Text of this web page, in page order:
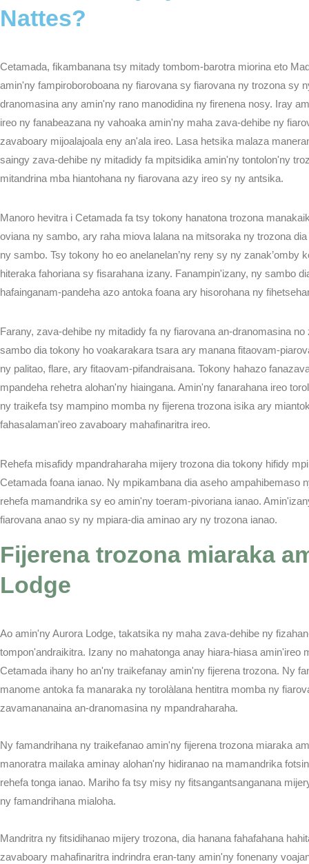
TEAM
Nattes?
Cetamada, fikambanana tsy mitady tombom-barotra miorina eto
amin'ny fampiroboroboana ny fiarovana sy fiarovana ny trozona sy
dranomasina any amin'ny rano manodidina ny firenena nosy. Iray
ireo ny fanabeazana ny vahoaka amin'ny maha zava-dehibe ny
zavaboary mijoalajoala eny an'ala ireo. Lasa hetsika malaza
saingy zava-dehibe ny mitadidy fa mpitsidika amin'ny tontolon'ny
mitandrina mba hiantohana ny fiarovana azy ireo sy ny antsika.
Manoro hevitra i Cetamada fa tsy tokony hanatona trozona
oviana ny sambo, ary raha miova lalana na mitsoraka ny trozona
ny sambo. Tsy tokony ho eo anelanelan’ny reny sy ny zanak’omby
hiteraka fahoriana sy fisarahana izany. Fanampin'izany, ny sambo
hafainganam-pandeha azo antoka foana ary hisorohana ny
Farany, zava-dehibe ny mitadidy fa ny fiarovana an-dranomasina
sambo dia tokony ho voakarakara tsara ary manana fitaovam-
ny palitao, flare, ary fitaovam-pifandraisana. Tokony hahazo
mpandeha rehetra alohan'ny hiaingana. Amin'ny fanarahana ireo
ny traikefa tsy mampino momba ny fijerena trozona isika ary
fahasalaman'ireo zavaboary mahafinaritra ireo.
Rehefa misafidy mpandraharaha mijery trozona dia tokony hifidy
Cetamada foana ianao. Ny mpikambana dia aseho ampahibemaso
rehefa mamandrika sy eo amin'ny toeram-pivoriana ianao.
fiarovana anao sy ny mpiara-dia aminao ary ny trozona ianao.
Fijerena trozona miaraka
Lodge
Ao amin'ny Aurora Lodge, takatsika ny maha zava-dehibe ny
tompon'andraikitra. Izany no mahatonga anay hiara-hiasa amin'ireo
Cetamada ihany ho an'ny traikefanay amin'ny fijerena trozona. Ny
manome antoka fa manaraka ny torolàlana hentitra momba ny
zavamananaina an-dranomasina ny mpandraharaha.
Ny famandrihana ny traikefanao amin'ny fijerena trozona miaraka
manoratra mailaka aminay alohan'ny hidiranao na mamandrika
rehefa tonga ianao. Mariho fa tsy misy ny fitsangantsanganana
ny famandrihana mialoha.
Mandritra ny fitsidihanao mijery trozona, dia hanana fahafahana
zavaboary mahafinaritra indrindra eran-tany amin'ny fonenany